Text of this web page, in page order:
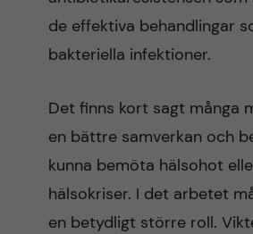
de effektiva behandlingar
bakteriella infektioner.
Det finns kort sagt många
en bättre samverkan och
kunna bemöta hälsohot
hälsokriser. I det arbetet
en betydligt större roll.